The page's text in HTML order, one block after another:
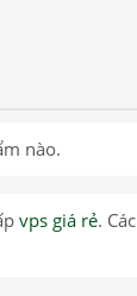
nào.
vps giá rẻ. Các